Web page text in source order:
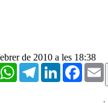
de 2010 a les 18:38
WhatsAppTelegramLinkedIn